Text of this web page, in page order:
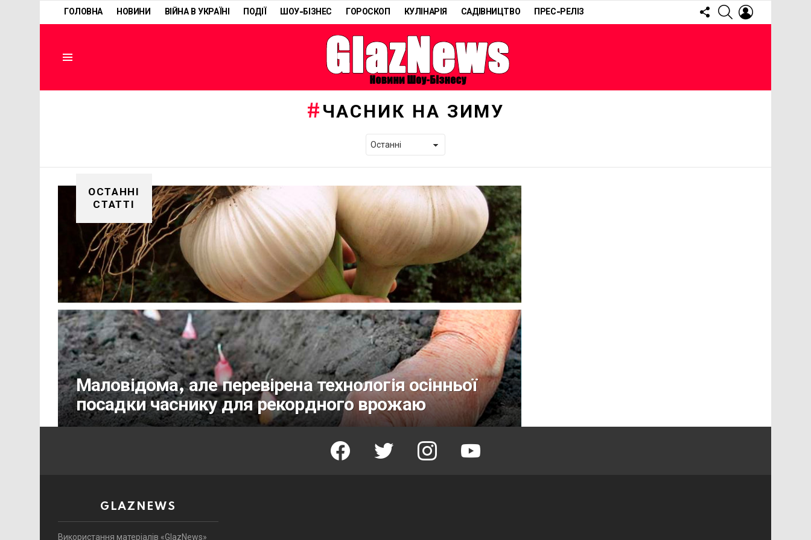
ГОЛОВНА НОВИНИ ВІЙНА В УКРАЇНІ ПОДІЇ ШОУ-БІЗНЕС ГОРОСКОП КУЛІНАРІЯ САДІВНИЦТВО ПРЕС-РЕЛІЗ
FOLLOW
US
SEARCH
ЧАСНИК НА ЗИМУ
ОСТАННІ
СТАТТІ
Маловідома, але перевірена технологія осінньої
посадки часнику для рекордного врожаю
facebook twitter instagram youtube
GLAZNEWS
Використання матеріалів «GlazNews»